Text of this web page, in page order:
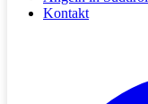
Kontakt